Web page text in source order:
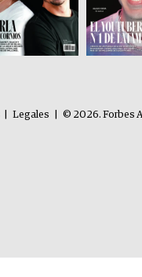
Legales
© 2026. Forbes